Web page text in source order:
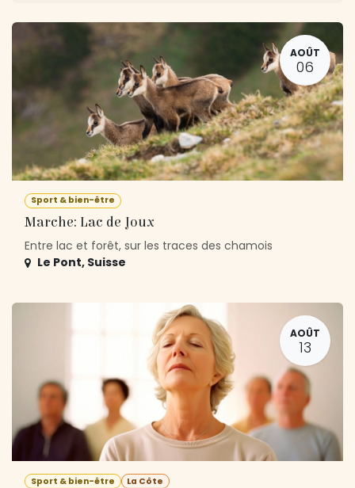
AOÛT
06
Sport & bien-être
Marche: Lac de Joux
Entre lac et forêt, sur les traces des chamois
Le Pont, Suisse
AOÛT
13
Sport & bien-être La Côte